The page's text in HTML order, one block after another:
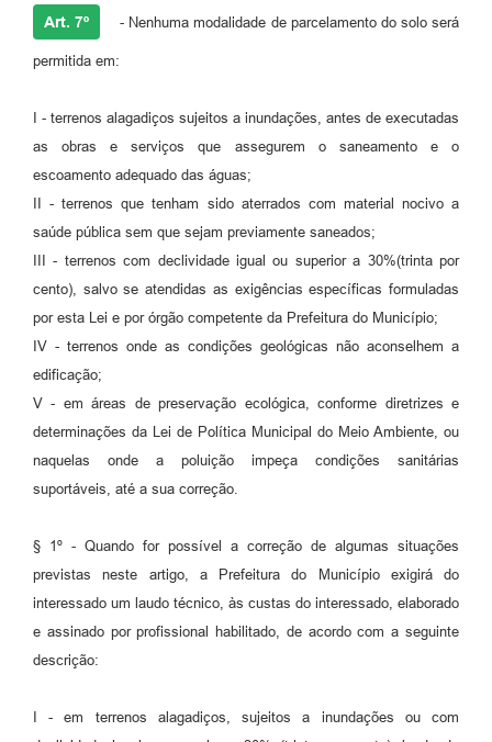
Art. 7º - Nenhuma modalidade de parcelamento do solo será
permitida em:
I - terrenos alagadiços sujeitos a inundações, antes de executadas
as obras e serviços que assegurem o saneamento e o
escoamento adequado das águas;
II - terrenos que tenham sido aterrados com material nocivo a
saúde pública sem que sejam previamente saneados;
III - terrenos com declividade igual ou superior a 30%(trinta por
cento), salvo se atendidas as exigências específicas formuladas
por esta Lei e por órgão competente da Prefeitura do Município;
IV - terrenos onde as condições geológicas não aconselhem a
edificação;
V - em áreas de preservação ecológica, conforme diretrizes e
determinações da Lei de Política Municipal do Meio Ambiente, ou
naquelas onde a poluição impeça condições sanitárias
suportáveis, até a sua correção.
§ 1º - Quando for possível a correção de algumas situações
previstas neste artigo, a Prefeitura do Município exigirá do
interessado um laudo técnico, às custas do interessado, elaborado
e assinado por profissional habilitado, de acordo com a seguinte
descrição:
I - em terrenos alagadiços, sujeitos a inundações ou com